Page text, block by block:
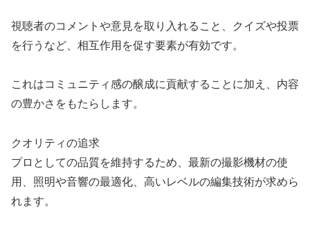
視聴者のコメントや意見を取り入れること、クイズや投票
を行うなど、相互作用を促す要素が有効です。
これはコミュニティ感の醸成に貢献することに加え、内容
の豊かさをもたらします。
クオリティの追求
プロとしての品質を維持するため、最新の撮影機材の使
用、照明や音響の最適化、高いレベルの編集技術が求めら
れます。